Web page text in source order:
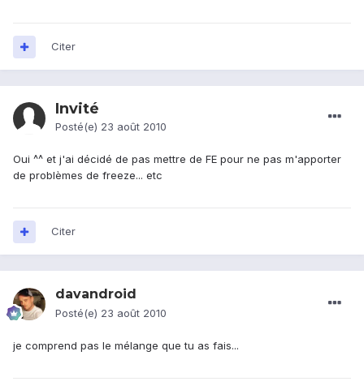
Citer
Invité
Posté(e) 23 août 2010
Oui ^^ et j'ai décidé de pas mettre de FE pour ne pas m'apporter
de problèmes de freeze... etc
Citer
davandroid
Posté(e) 23 août 2010
je comprend pas le mélange que tu as fais...